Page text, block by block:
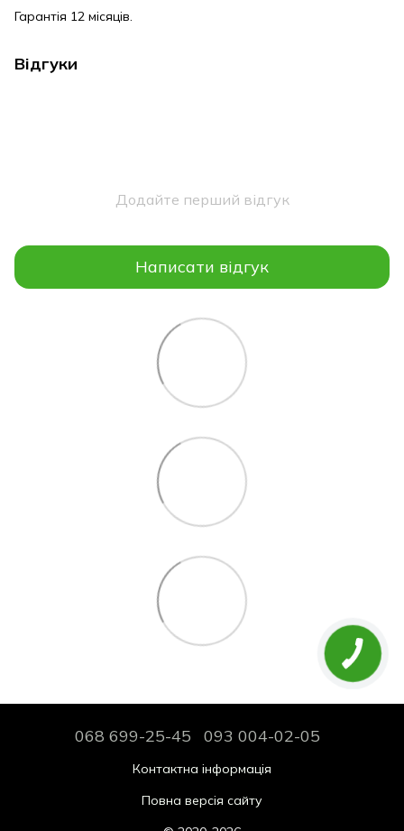
Гарантія 12 місяців.
Відгуки
Додайте перший відгук
Написати відгук
068 699-25-45 093 004-02-05
Контактна інформація
Повна версія сайту